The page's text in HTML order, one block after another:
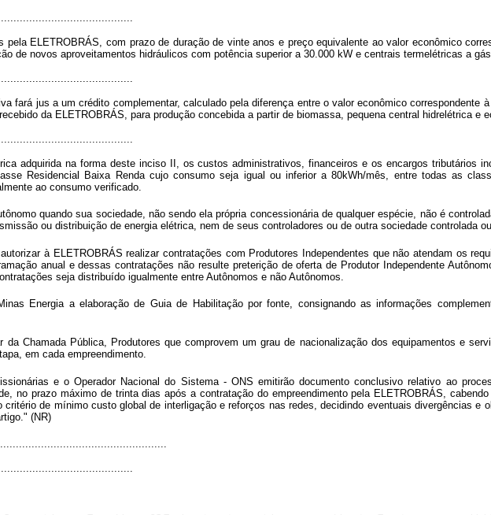
pela ELETROBRÁS, com prazo de duração de vinte anos e preço equivalente ao valor econômico
de novos aproveitamentos hidráulicos com potência superior a 30.000 kW e centrais termelétricas a
fará jus a um crédito complementar, calculado pela diferença entre o valor econômico
da ELETROBRÁS, para produção concebida a partir de biomassa, pequena central hidrelétrica e
adquirida na forma deste inciso II, os custos administrativos, financeiros e os encargos tributários
Residencial Baixa Renda cujo consumo seja igual ou inferior a 80kWh/mês, entre todas as
ao consumo verificado.
quando sua sociedade, não sendo ela própria concessionária de qualquer espécie, não é
ou distribuição de energia elétrica, nem de seus controladores ou de outra sociedade controlada
à ELETROBRÁS realizar contratações com Produtores Independentes que não atendam os
anual e dessas contratações não resulte preterição de oferta de Produtor Independente
seja distribuído igualmente entre Autônomos e não Autônomos.
Energia a elaboração de Guia de Habilitação por fonte, consignando as informações
da Chamada Pública, Produtores que comprovem um grau de nacionalização dos equipamentos e
em cada empreendimento.
e o Operador Nacional do Sistema - ONS emitirão documento conclusivo relativo ao
no prazo máximo de trinta dias após a contratação do empreendimento pela ELETROBRÁS,
critério de mínimo custo global de interligação e reforços nas redes, decidindo eventuais divergências e
(NR)